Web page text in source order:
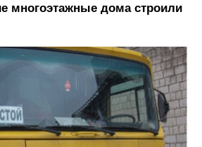
многоэтажные дома строили